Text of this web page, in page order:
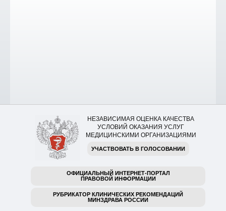
НЕЗАВИСИМАЯ ОЦЕНКА КАЧЕСТВА
УСЛОВИЙ ОКАЗАНИЯ УСЛУГ
МЕДИЦИНСКИМИ ОРГАНИЗАЦИЯМИ
УЧАСТВОВАТЬ В ГОЛОСОВАНИИ
ОФИЦИАЛЬНЫЙ ИНТЕРНЕТ-ПОРТАЛ
ПРАВОВОЙ ИНФОРМАЦИИ
РУБРИКАТОР КЛИНИЧЕСКИХ РЕКОМЕНДАЦИЙ
МИНЗДРАВА РОССИИ